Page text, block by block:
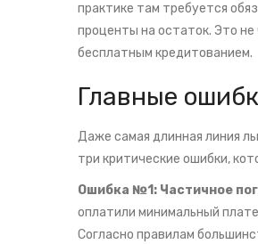
практике там требуется
проценты на остаток. Это не
бесплатным кредитованием.
Главные
Даже самая длинная линия
три критические ошибки,
Ошибка №1: Частичное
оплатили минимальный
Согласно правилам